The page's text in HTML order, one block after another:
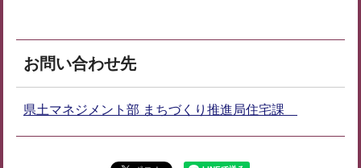
お問い合わせ先
県土マネジメント部 まちづくり推進局住宅課